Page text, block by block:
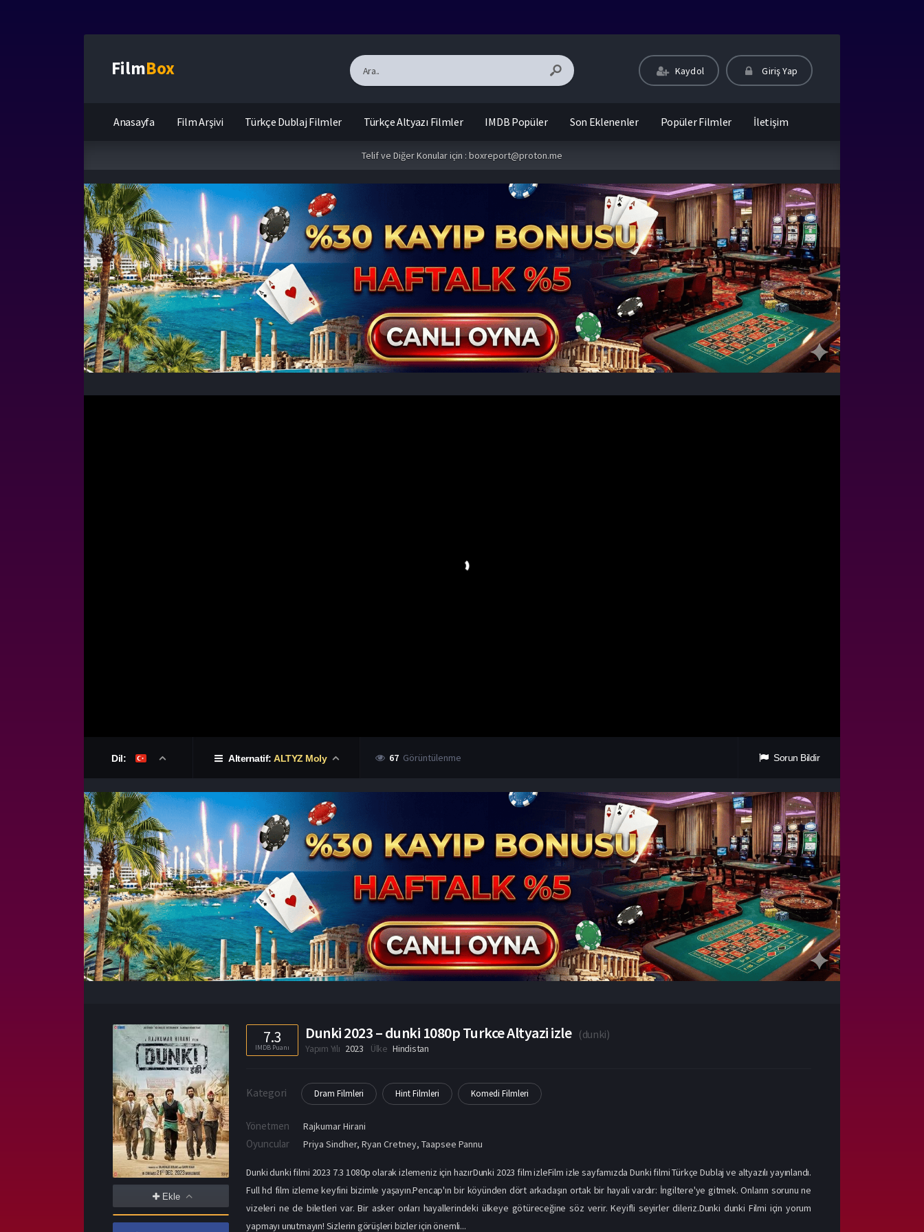
FilmBox Kaydol Giriş Yap
Anasayfa Film Arşivi Türkçe Dublaj Filmler Türkçe Altyazı Filmler IMDB Popüler Son Eklenenler Popüler Filmler İletişim
Telif ve Diğer Konular için : boxreport@proton.me
Dil: Alternatif: ALTYZ Moly 67 Görüntülenme Sorun Bildir
Ekle
7.3
IMDB Puanı
Dunki 2023 – dunki 1080p Turkce Altyazi izle (dunki)
Yapım Yılı 2023 Ülke Hindistan
Kategori Dram Filmleri Hint Filmleri Komedi Filmleri
Yönetmen Rajkumar Hirani
Oyuncular Priya Sindher,Ryan Cretney,Taapsee Pannu
Dunki dunki filmi 2023 7.3 1080p olarak izlemeniz için hazırDunki 2023 film izleFilm izle sayfamızda Dunki filmi Türkçe Dublaj ve altyazılı yayınlandı.
Full hd film izleme keyfini bizimle yaşayın.Pencap'ın bir köyünden dört arkadaşın ortak bir hayali vardır: İngiltere'ye gitmek. Onların sorunu ne
vizeleri ne de biletleri var. Bir asker onları hayallerindeki ülkeye götüreceğine söz verir. Keyifli seyirler dileriz.Dunki dunki Filmi için yorum
yapmayı unutmayın! Sizlerin görüşleri bizler için önemli...